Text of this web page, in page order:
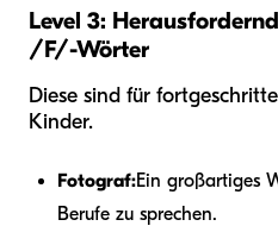
Level 3:
/F/-Wörter
Diese sind für
Kinder.
Fotograf:Ein großartiges
Berufe zu sprechen.